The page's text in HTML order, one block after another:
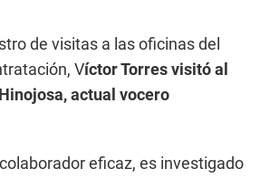
de visitas a las oficinas del
Víctor Torres visitó al
actual vocero
eficaz, es investigado